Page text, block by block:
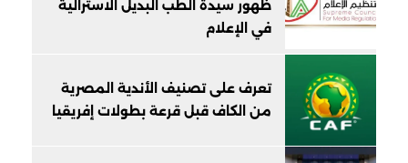
ظهور سيدة الطب البديل الاسترالية
في الإعلام
تعرف على تصنيف الأندية المصرية
من الكاف قبل قرعة بطولات إفريقيا